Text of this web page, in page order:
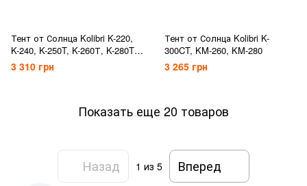
Тент от Солнца Kolibri K-220,
K-240, K-250T, K-260Т, K-280T,
K-270T Белый
3 310 грн
Тент от Солнца Kolibri K-
300CT, KM-260, KM-280
3 265 грн
Показать еще 20 товаров
Назад 1 из 5 Вперед